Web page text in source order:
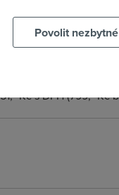
mohu jen doporučit.
připojení více
Kč s DPH (799,-
Povolit nezbytné